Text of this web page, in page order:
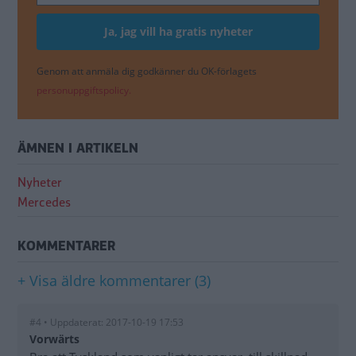
Genom att anmäla dig godkänner du OK-förlagets
personuppgiftspolicy.
ÄMNEN I ARTIKELN
Nyheter
Mercedes
KOMMENTARER
+ Visa äldre kommentarer (3)
#4 • Uppdaterat: 2017-10-19 17:53
Vorwärts